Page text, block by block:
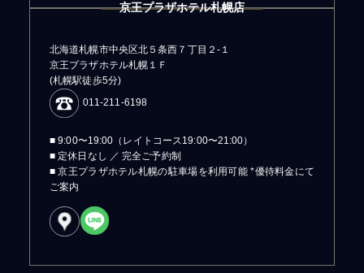
京王プラザホテル札幌店
北海道札幌市中央区北５条西７丁目２-１
京王プラザホテル札幌１Ｆ
(札幌駅徒歩5分)
011-211-6198
■ 9:00〜19:00（レイトコース19:00〜21:00）
■ 定休日なし ／ 完全ご予約制
■ 京王プラザホテル札幌の駐車場を利用可能 *優待料金にて
ご案内